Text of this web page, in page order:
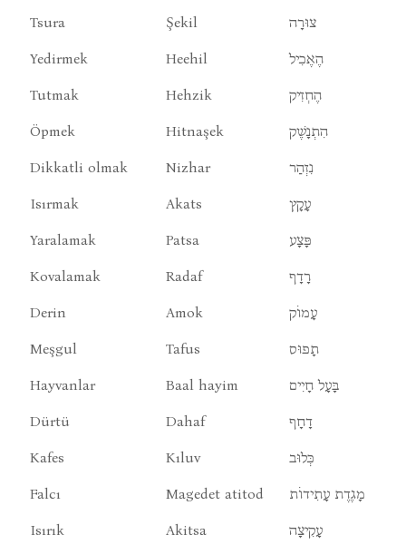
Tsura Şekil צוּרָה
Yedirmek Heehil הֶאֶכִיל
Tutmak Hehzik הֶחְזִיק
Öpmek Hitnaşek הִתְנָשֶׁק
Dikkatli olmak Nizhar נִזְהַר
Isırmak Akats עָקָץ
Yaralamak Patsa פָּצָע
Kovalamak Radaf רָדָף
Derin Amok עָמוֹק
Meşgul Tafus תָפוּס
Hayvanlar Baal hayim בָּעָל חָיִים
Dürtü Dahaf דָחָף
Kafes Kıluv כְּלוּב
Falcı Magedet atitod מָגֶדֶת עָתִידוֹת
Isırık Akitsa עָקִיצָה